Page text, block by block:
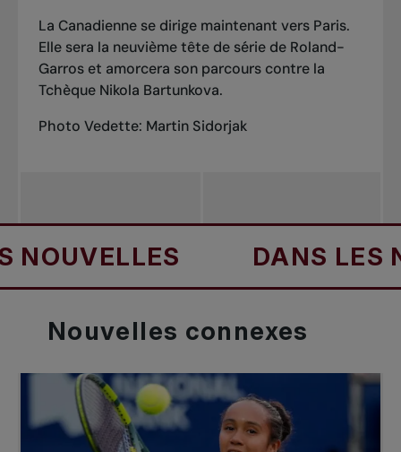
La Canadienne se dirige maintenant vers Paris.
Elle sera la neuvième tête de série de Roland-
Garroset amorcera son parcours contre la
Tchèque Nikola Bartunkova.
Photo Vedette: Martin Sidorjak
DANS LES
Nouvelles connexes